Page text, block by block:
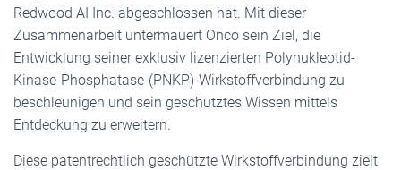
Redwood AI Inc. abgeschlossen hat. Mit dieser
Zusammenarbeit untermauert Onco sein Ziel, die
Entwicklung seiner exklusiv lizenzierten Polynukleotid-
Kinase-Phosphatase-(PNKP)-Wirkstoffverbindung zu
beschleunigen und sein geschütztes Wissen mittels
Entdeckung zu erweitern.
Diese patentrechtlich geschützte Wirkstoffverbindung zielt